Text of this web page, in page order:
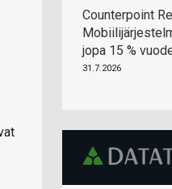
Counterpoint
jopa 15 %
31.7.2026